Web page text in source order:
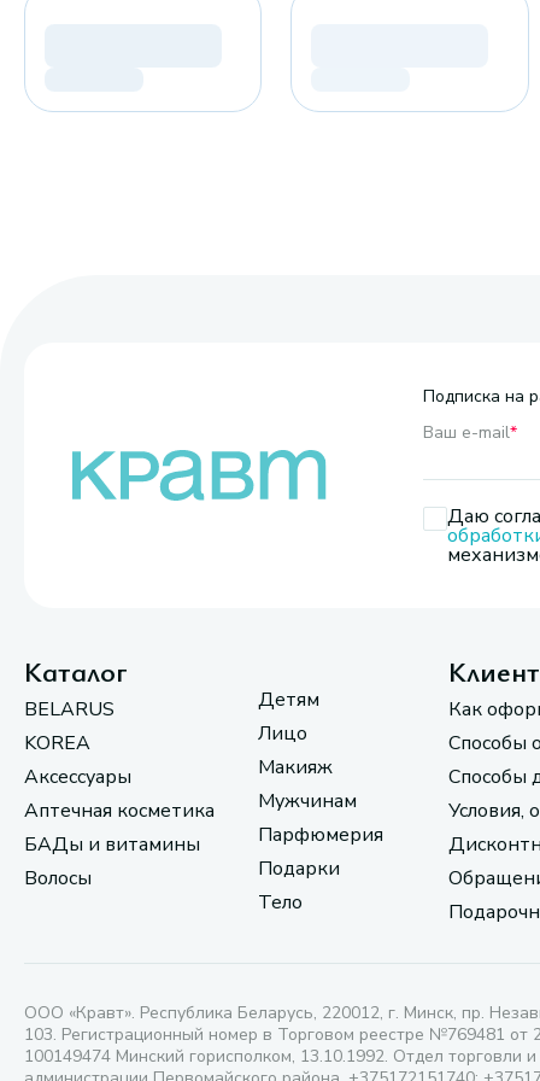
Подписка на
Ваш e-mail*
Даю
Каталог
BELARUS
KOREA
Аксессуары
Аптечная косметика
БАДы и витамины
Волосы
Детям
Лицо
Макияж
Мужчинам
Парфюмерия
Подарки
Тело
Как
Способы
Способы
Условия,
ООО «Кравт». Республика Беларусь, 220012, г. Минск, пр.
103. Регистрационный номер в Торговом реестре №769481 от
100149474 Минский горисполком, 13.10.1992. Отдел торговли и